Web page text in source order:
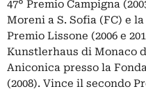
47° Premio Campigna
Moreni a S. Sofia (FC) e
Premio Lissone (2006 e
Kunstlerhaus di Monaco
Aniconica presso la
(2008). Vince il secondo